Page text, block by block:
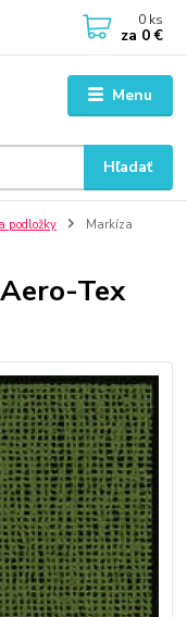
Menu
Hľadať
0 ks
za 0 €
podložky
Markíza
Tex